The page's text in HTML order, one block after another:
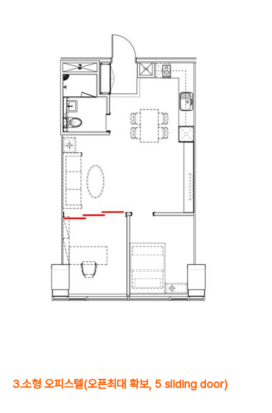
3.소형 오피스텔(오픈최대 확보, 5 sliding door)